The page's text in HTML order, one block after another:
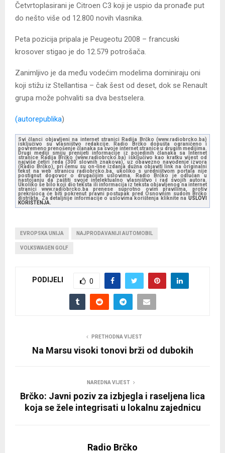
Četvrtoplasirani je Citroen C3 koji je uspio da pronađe put
do nešto više od 12.800 novih vlasnika.
Peta pozicija pripala je Peugeotu 2008 – francuski
krosover stigao je do 12.579 potrošača.
Zanimljivo je da među vodećim modelima dominiraju oni
koji stižu iz Stellantisa – čak šest od deset, dok se Renault
grupa može pohvaliti sa dva bestselera.
(autorepublika)
Svi članci objavljeni na internet stranici Radija Brčko (www.radiobrcko.ba)
isključivo su vlasništvo redakcije. Radio Brčko dopušta ograničeno i
povremeno prenošenje članaka sa svoje internet stranice u drugim medijima.
Drugi mediji smiju prenijeti informacije iz pojedinih članaka sa Internet
stranice Radija Brčko (www.radiobrcko.ba) isključivo kao kratku vijest od
najviše četiri reda (300 slovnih znakova), uz obavezno navođenje izvora
(Radio Brčko), pri čemu su on-line izdanja dužna objaviti link na originalni
tekst na web stranicu radiobrcko.ba, ukoliko s uredništvom portala nije
postignut dogovor o drugačijim uslovima. Radio Brčko je odlučan u
nastojanju da zaštiti svoje intelektualno vlasništvo i rad svojih autora.
Ukoliko se bilo koji dio teksta ili informacija iz teksta objavljenog na internet
stranici www.radiobrcko.ba prenese suprotno ovim pravilima, protiv
prekršioca će biti pokrenut pravni postupak pred Osnovnim sudom Brčko
distrikta. Za detaljnije informacije o uslovima korištenja kliknite na USLOVI
KORIŠTENJA.
EVROPSKA UNIJA NAJPRODAVANIJI AUTOMOBIL
VOLKSWAGEN GOLF
PODIJELI 0
PRETHODNA VIJEST
Na Marsu visoki tonovi brži od dubokih
NAREDNA VIJEST
Brčko: Javni poziv za izbjegla i raseljena lica
koja se žele integrisati u lokalnu zajednicu
Radio Brčko